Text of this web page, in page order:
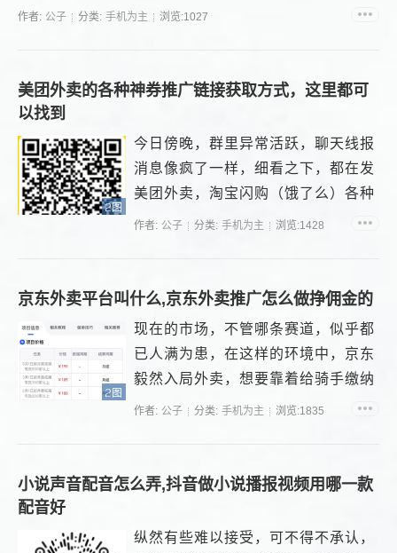
商家索赔的，...
作者: 公子 分类: 手机为主 浏览:1027
美团外卖的各种神券推广链接获取方式，这里都可
以找到
2图
今日傍晚，群里异常活跃，聊天线报
消息像疯了一样，细看之下，都在发
美团外卖，淘宝闪购（饿了么）各种
神券，...
作者: 公子 分类: 手机为主 浏览:1428
京东外卖平台叫什么,京东外卖推广怎么做挣佣金的
2图
现在的市场，不管哪条赛道，似乎都
已人满为患，在这样的环境中，京东
毅然入局外卖，想要靠着给骑手缴纳
五险一金这一待遇，抢占市场份
作者: 公子 分类: 手机为主 浏览:1835
小说声音配音怎么弄,抖音做小说播报视频用哪一款
配音好
纵然有些难以接受，可不得不承认，